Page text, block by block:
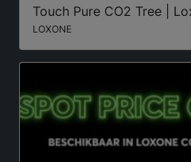
Touch Pure CO2 Tree |
LOXONE